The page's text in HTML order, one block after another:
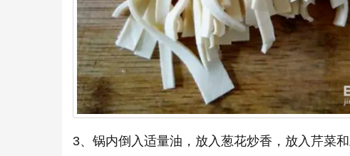
3、锅内倒入适量油，放入葱花炒香，放入芹菜